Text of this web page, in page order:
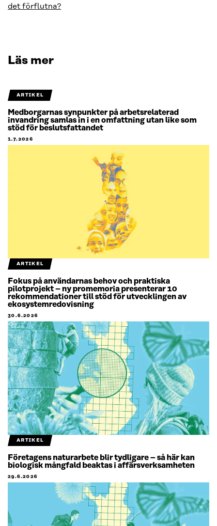
det förflutna?
Läs mer
ARTIKEL
Medborgarnas synpunkter på arbetsrelaterad
invandring samlas in i en omfattning utan like som
stöd för beslutsfattandet
1.7.2026
ARTIKEL
Fokus på användarnas behov och praktiska
pilotprojekt – ny promemoria presenterar 10
rekommendationer till stöd för utvecklingen av
ekosystemredovisning
30.6.2026
ARTIKEL
Företagens naturarbete blir tydligare – så här kan
biologisk mångfald beaktas i affärsverksamheten
29.6.2026